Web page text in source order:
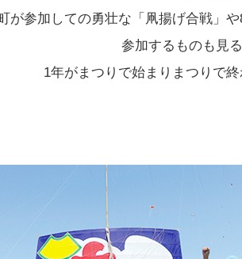
が参加しての勇壮な「凧揚げ合戦」
参加するものも見
1年がまつりで始まりまつりで